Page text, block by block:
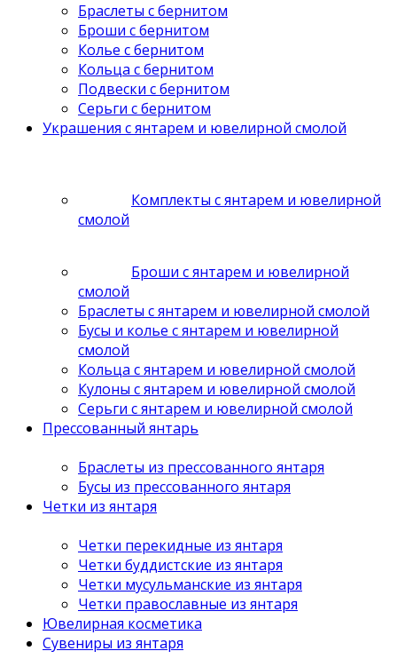
Браслеты с бернитом
Броши с бернитом
Колье с бернитом
Кольца с бернитом
Подвески с бернитом
Серьги с бернитом
Украшения с янтарем и ювелирной смолой
Комплекты с янтарем и ювелирной
смолой
Броши с янтарем и ювелирной
смолой
Браслеты с янтарем и ювелирной смолой
Бусы и колье с янтарем и ювелирной
смолой
Кольца с янтарем и ювелирной смолой
Кулоны с янтарем и ювелирной смолой
Серьги с янтарем и ювелирной смолой
Прессованный янтарь
Браслеты из прессованного янтаря
Бусы из прессованного янтаря
Четки из янтаря
Четки перекидные из янтаря
Четки буддистские из янтаря
Четки мусульманские из янтаря
Четки православные из янтаря
Ювелирная косметика
Сувениры из янтаря